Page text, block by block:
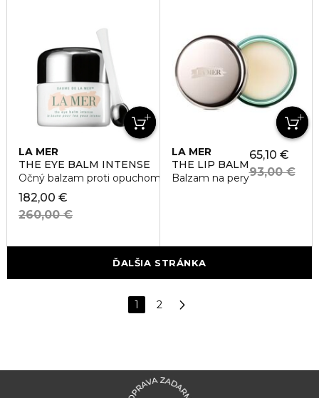
LA MER
THE EYE BALM INTENSE
Očný balzam proti opuchom
182,00 €
260,00 €
LA MER
THE LIP BALM
Balzam na pery
65,10 €
93,00 €
ĎALŠIA STRÁNKA
1 2